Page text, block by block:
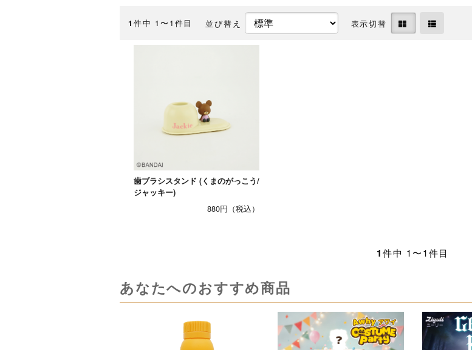
1 件中 1〜1件目 並び替え 表示切替
歯ブラシスタンド (くまのがっこう/
ジャッキー)
880円
1件中 1〜1件目
あなたへのおすすめ商品